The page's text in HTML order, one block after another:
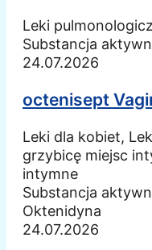
Leki
Substancja
24.07.2026
octenisept
Leki dla kobiet,
grzybicę miejsc
intymne
Substancja
Oktenidyna
24.07.2026